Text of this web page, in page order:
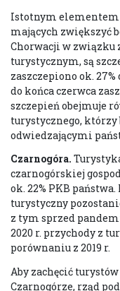
Istotnym
mających zwiększyć
Chorwacji w związku
turystycznym, są
zaszczepiono ok.
do końca czerwca
szczepień obejmuje
turystycznego,
odwiedzającymi
Czarnogóra.
czarnogórskiej
ok. 22% PKB
turystyczny
z tym sprzed
2020 r. przychody z
porównaniu z 2019 r.
Aby zachęcić
Czarnogórze, rząd